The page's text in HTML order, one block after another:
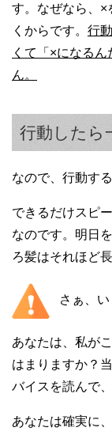
す。なぜなら、×
くからです。 行
くて「×になる
ん。
行動したら
なので、行動す
できるだけスピ
なのです。明日
ろ髪はそれほど
さぁ、
あなたは、私が
はまりますか？
バイスを読んで
あなたは確実に